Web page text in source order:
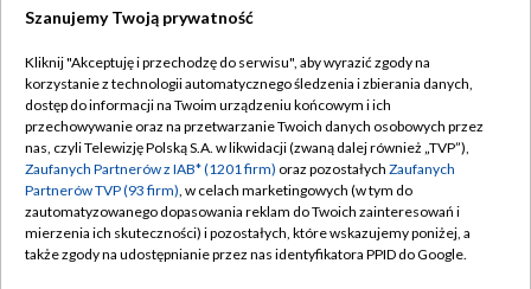
TVP
Abonament TVP
Emisja w TVP
Centrum informacji TVP
Naziemna Telewizja Cyfrowa
Regulamin TVP
Polityka prywatności
Moje zgody
Pomoc
Szanujemy Twoją prywatność
Kliknij "Akceptuję i przechodzę do serwisu", aby wyrazić zgody na
korzystanie z technologii automatycznego śledzenia i zbierania danych,
dostęp do informacji na Twoim urządzeniu końcowym i ich
przechowywanie oraz na przetwarzanie Twoich danych osobowych przez
nas, czyli Telewizję Polską S.A. w likwidacji (zwaną dalej również „TVP”),
Zaufanych Partnerów z IAB* (1201 firm) oraz pozostałych Zaufanych
Partnerów TVP (93 firm), w celach marketingowych (w tym do
zautomatyzowanego dopasowania reklam do Twoich zainteresowań i
mierzenia ich skuteczności) i pozostałych, które wskazujemy poniżej, a
także zgody na udostępnianie przez nas identyfikatora PPID do Google.